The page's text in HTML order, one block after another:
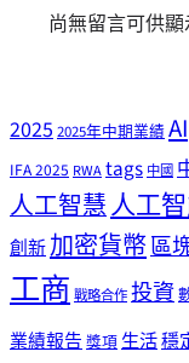
尚無留言可供顯
20252025年中期業績AI
IFA 2025 RWAtags 中國
人工智慧人工
創新加密貨幣區
工商戰略合作投資
業績報告獎項生活穩